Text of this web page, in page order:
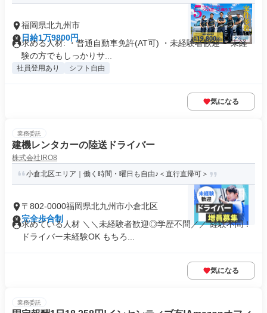
福岡県北九州市
日給1万9800円
求める人材: ・普通自動車免許(AT可) ・未経験者歓迎 ・未経
験の方でもしっかりサ...
社員登用あり シフト自由
気になる
業務委託
建機レンタカーの陸送ドライバー
株式会社IRO8
小倉北区エリア｜働く時間・曜日も自由♪＜直行直帰可＞
〒802-0000福岡県北九州市小倉北区
完全歩合制
求めている人材 ＼＼未経験者歓迎◎学歴不問／／ 経験不問！
ドライバー未経験OK もちろ...
気になる
業務委託